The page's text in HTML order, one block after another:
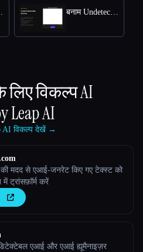
Text बनाम Undetectable AI
लिए विकल्पAI
Leap AI
AI विकल्प देखें →
मदद से एआई-जनरेट किए गए टेक्स्ट को
ट्रांसफ़ॉर्म करें
एआई और एआई ह्यूमैनाइज़र